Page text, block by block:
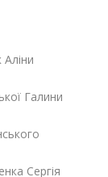
Галини
Сергія